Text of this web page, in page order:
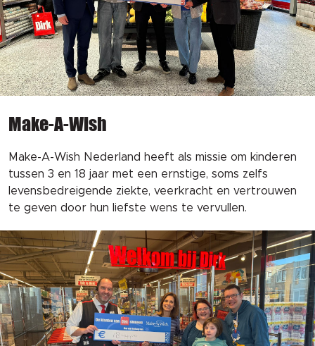
Make-A-Wish
Make-A-Wish Nederland heeft als missie om kinderen
tussen 3 en 18 jaar met een ernstige, soms zelfs
levensbedreigende ziekte, veerkracht en vertrouwen
te geven door hun liefste wens te vervullen.